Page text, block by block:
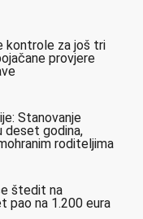
kontrole za još tri
provjere
Stanovanje
deset godina,
roditeljima
štedit na
pao na 1.200 eura